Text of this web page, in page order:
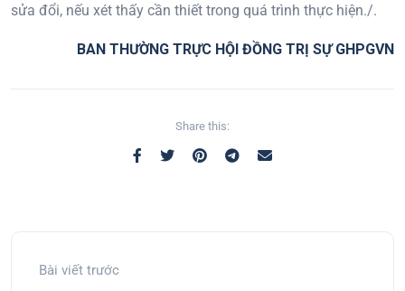
sửa đổi, nếu xét thấy cần thiết trong quá trình thực hiện./.
BAN THƯỜNG TRỰC HỘI ĐỒNG TRỊ SỰ GHPGVN
Share this:
Bài viết trước